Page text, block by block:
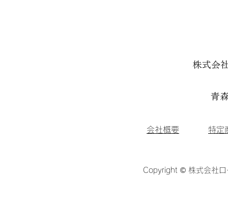
株式会
青
会社概要 特定
Copyright © 株式会社